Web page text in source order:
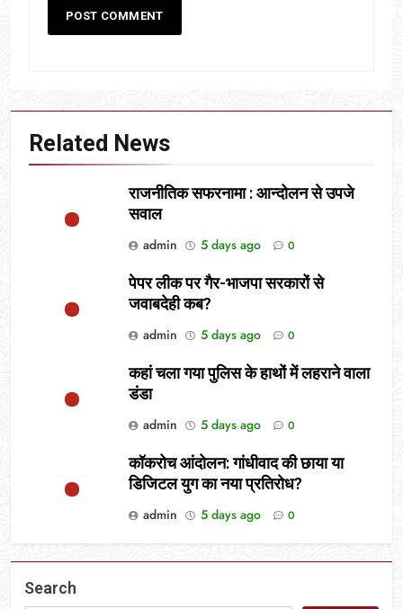
Related News
राजनीतिक सफरनामा : आन्दोलन से उपजे
सवाल
admin
5 days ago 0
पेपर लीक पर गैर-भाजपा सरकारों से
जवाबदेही कब?
admin
5 days ago 0
कहां चला गया पुलिस के हाथों में लहराने वाला
डंडा
admin
5 days ago 0
कॉकरोच आंदोलन: गांधीवाद की छाया या
डिजिटल युग का नया प्रतिरोध?
admin
5 days ago 0
Search